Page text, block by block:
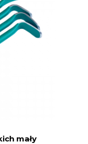
mały